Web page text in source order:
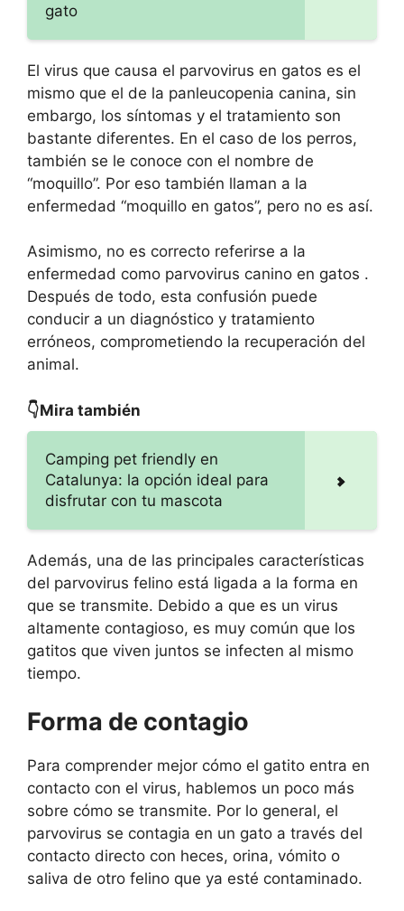
gato
El virus que causa el parvovirus en gatos es el
mismo que el de la panleucopenia canina, sin
embargo, los síntomas y el tratamiento son
bastante diferentes. En el caso de los perros,
también se le conoce con el nombre de
“moquillo”. Por eso también llaman a la
enfermedad “moquillo en gatos”, pero no es así.
Asimismo, no es correcto referirse a la
enfermedad como parvovirus canino en gatos .
Después de todo, esta confusión puede
conducir a un diagnóstico y tratamiento
erróneos, comprometiendo la recuperación del
animal.
👇Mira también
Camping pet friendly en
Catalunya: la opción ideal para
disfrutar con tu mascota
Además, una de las principales características
del parvovirus felino está ligada a la forma en
que se transmite. Debido a que es un virus
altamente contagioso, es muy común que los
gatitos que viven juntos se infecten al mismo
tiempo.
Forma de contagio
Para comprender mejor cómo el gatito entra en
contacto con el virus, hablemos un poco más
sobre cómo se transmite. Por lo general, el
parvovirus se contagia en un gato a través del
contacto directo con heces, orina, vómito o
saliva de otro felino que ya esté contaminado.